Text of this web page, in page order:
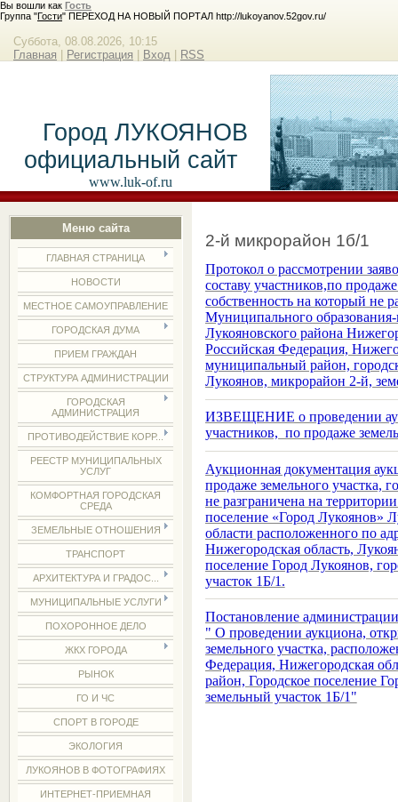
Вы вошли как Гость
Группа "Гости" ПЕРЕХОД НА НОВЫЙ ПОРТАЛ http://lukoyanov.52gov.ru/
Суббота, 08.08.2026, 10:15
Главная
Регистрация Вход RSS
Город ЛУКОЯНОВ
официальный сайт
www.luk-of.ru
Меню сайта
ГЛАВНАЯ СТРАНИЦА
НОВОСТИ
МЕСТНОЕ САМОУПРАВЛЕНИЕ
ГОРОДСКАЯ ДУМА
ПРИЕМ ГРАЖДАН
СТРУКТУРА АДМИНИСТРАЦИИ
ГОРОДСКАЯ
АДМИНИСТРАЦИЯ
ПРОТИВОДЕЙСТВИЕ КОРР...
РЕЕСТР МУНИЦИПАЛЬНЫХ
УСЛУГ
КОМФОРТНАЯ ГОРОДСКАЯ
СРЕДА
ЗЕМЕЛЬНЫЕ ОТНОШЕНИЯ
ТРАНСПОРТ
АРХИТЕКТУРА И ГРАДОС...
МУНИЦИПАЛЬНЫЕ УСЛУГИ
ПОХОРОННОЕ ДЕЛО
ЖКХ ГОРОДА
РЫНОК
ГО И ЧС
СПОРТ В ГОРОДЕ
ЭКОЛОГИЯ
ЛУКОЯНОВ В ФОТОГРАФИЯХ
ИНТЕРНЕТ-ПРИЕМНАЯ
2-й микрорайон 1б/1
Протокол о рассмотрении
составу участников,по
собственность на который не
Муниципального
Лукояновского района
Российская Федерация,
муниципальный район,
Лукоянов, микрорайон 2-й,
ИЗВЕЩЕНИЕ о проведении
участников, по продаже
Аукционная документация
продаже земельного участка,
не разграничена на
поселение «Город Лукоянов»
области расположенного по
Нижегородская область,
поселение Город Лукоянов,
участок 1Б/1.
Постановление
" О проведении аукциона,
земельного участка,
Федерация, Нижегородская
район, Городское поселение
земельный участок 1Б/1"